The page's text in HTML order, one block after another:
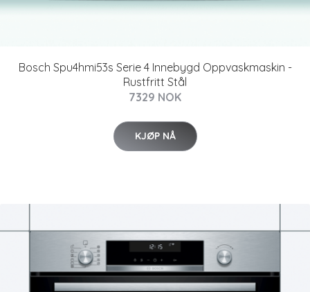
Bosch Spu4hmi53s Serie 4 Innebygd Oppvaskmaskin -
Rustfritt Stål
7329 NOK
KJØP NÅ